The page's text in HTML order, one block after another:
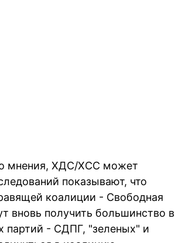
мнения, ХДС/ХСС может
показывают, что
коалиции - Свободная
вновь получить большинство в
партий - СДПГ, "зеленых" и